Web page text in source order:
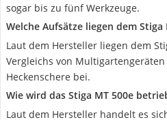
sogar bis zu fünf Werkzeuge.
Welche Aufsätze liegen dem Stiga
Laut dem Hersteller liegen dem
Vergleichs von
Heckenschere bei.
Wie wird das Stiga MT 500e
Laut dem Hersteller handelt es